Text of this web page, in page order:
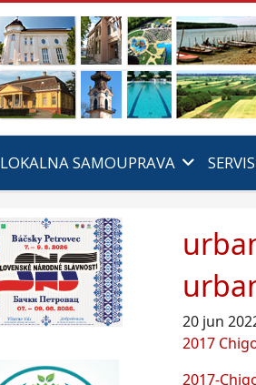
LOKALNA SAMOUPRAVA
20 jun
2017
2017-